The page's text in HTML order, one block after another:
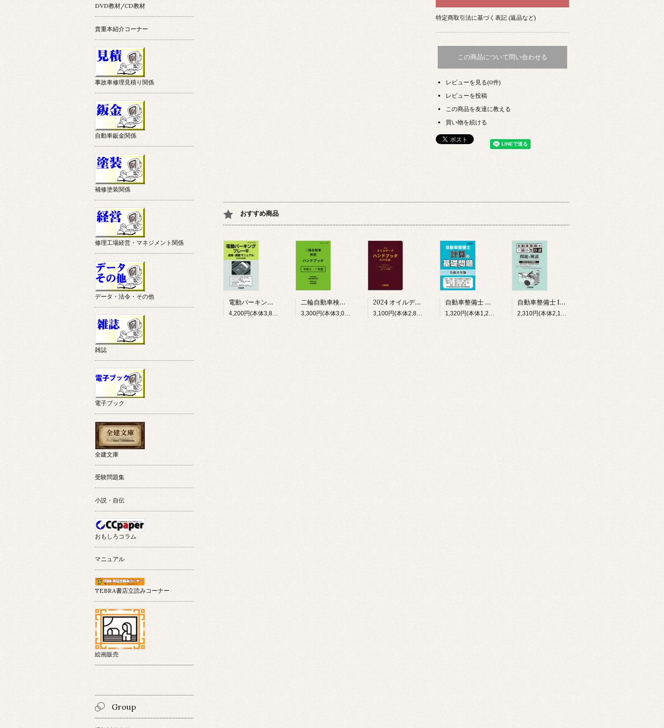
特定商取引法に基づく表記 (返品など)
この商品について問い合わせる
レビューを見る(0件)
レビューを投稿
この商品を友達に教える
買い物を続ける
おすすめ商品
電動パーキングブレーキ点検・調整マニュアル 2024年版 二輪自動車検査ハンドブック 令和６・７年版 2024 オイルデータハンドブック 欧州車編 自動車整備士 計算の基礎と問題 令和８年版 自動車整備士 1級小型口述 問題と解説 令和８年５月受験版
DVD教材/CD教材
貴重本紹介コーナー
事故車修理見積り関係
自動車鈑金関係
補修塗装関係
修理工場経営・マネジメント関係
データ・法令・その他
雑誌
電子ブック
全建文庫
受験問題集
小説・自伝
おもしろコラム
マニュアル
TEBRA書店立読みコーナー
絵画販売
Group